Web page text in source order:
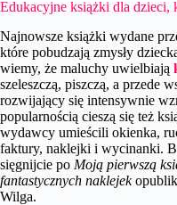
Edukacyjne książki dla dzieci,
Najnowsze książki wydane
które pobudzają zmysły
wiemy, że maluchy uwielbiają
szeleszczą, piszczą, a przede
rozwijający się intensywnie
popularnością cieszą się też
wydawcy umieścili okienka,
faktury, naklejki i wycinanki.
sięgnijcie po Moją pierwszą
fantastycznych naklejek
Wilga.